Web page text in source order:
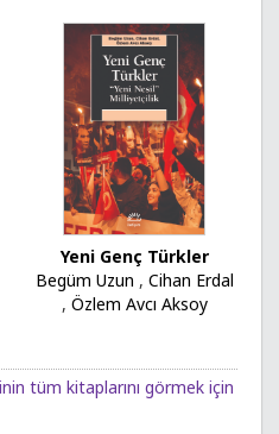
Yeni Genç Türkler
Begüm Uzun , Cihan Erdal
, Özlem Avcı Aksoy
tüm kitaplarını görmek için